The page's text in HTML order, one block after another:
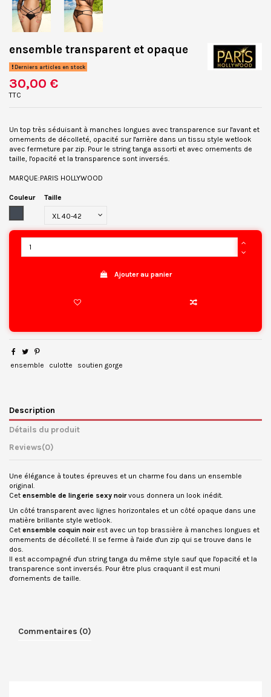
ensemble transparent et opaque
Derniers articles en stock
30,00 €
TTC
Un top très séduisant à manches longues avec transparence sur l'avant et
ornements de décolleté, opacité sur l'arrière dans un tissu style wetlook
avec fermeture par zip. Pour le string tanga assorti et avec ornements de
taille, l'opacité et la transparence sont inversés.
MARQUE:PARIS HOLLYWOOD
Couleur
Taille
Ajouter au panier
ensemble culotte soutien gorge
Description
Détails du produit
Reviews(0)
Une élégance à toutes épreuves et un charme fou dans un ensemble
original.
Cet ensemble de lingerie sexy noirvous donnera un look inédit.
Un côté transparent avec lignes horizontales et un côté opaque dans une
matière brillante style wetlook.
Cet ensemble coquin noirest avec un top brassière à manches longues et
ornements de décolleté. Il se ferme à l'aide d'un zip qui se trouve dans le
dos.
Il est accompagné d'un string tanga du même style sauf que l'opacité et la
transparence sont inversés. Pour être plus craquant il est muni
d'ornements de taille.
Commentaires (0)